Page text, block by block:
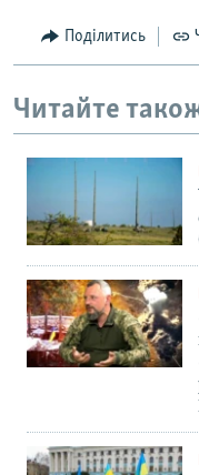
Поділитись
Читайте